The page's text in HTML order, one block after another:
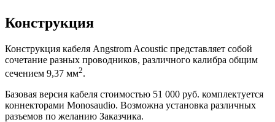
Конструкция
Конструкция кабеля Angstrom Acoustic представляет собой
сочетание разных проводников, различного калибра общим
сечением 9,37 мм2.
Базовая версия кабеля стоимостью 51 000 руб. комплектуется
коннекторами Monosaudio. Возможна установка различных
разъемов по желанию Заказчика.